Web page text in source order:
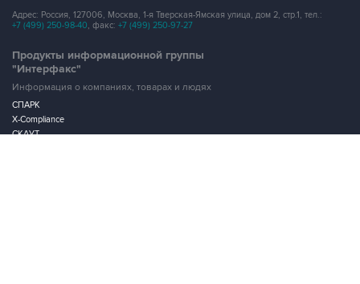
Адрес: Россия, 127006, Москва, 1-я Тверская-Ямская улица, дом 2, стр.1, тел.:
+7 (499) 250-98-40 , факс: +7 (499) 250-97-27
Продукты информационной группы
"Интерфакс"
Информация о компаниях, товарах и людях
СПАРК
X-Compliance
СКАУТ